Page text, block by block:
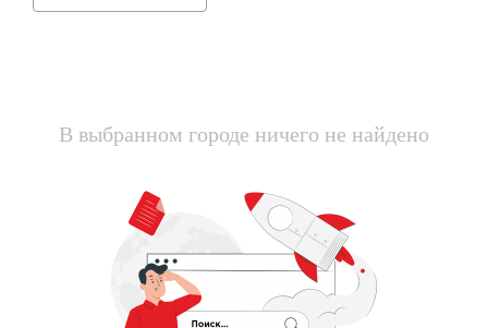
В выбранном городе ничего не найдено